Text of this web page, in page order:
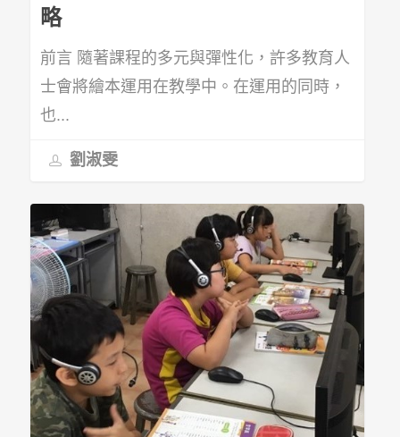
略
前言 隨著課程的多元與彈性化，許多教育人
士會將繪本運用在教學中。在運用的同時，
也...
劉淑雯